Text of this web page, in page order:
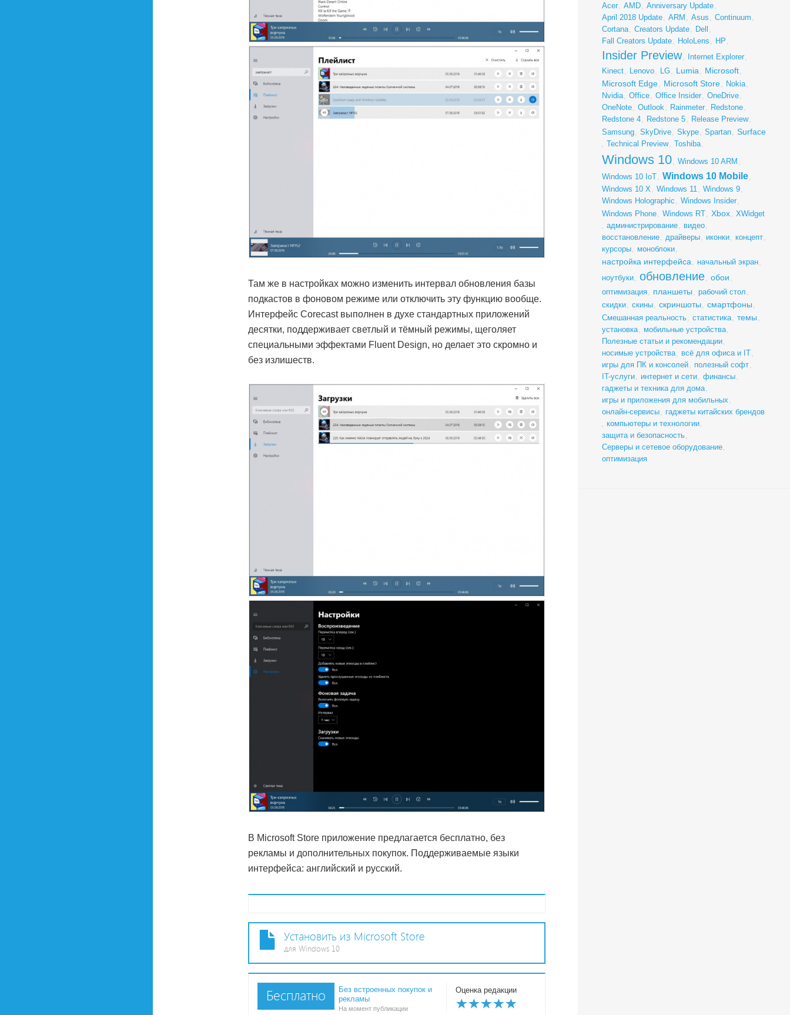
Там же в настройках можно изменить интервал обновления базы
подкастов в фоновом режиме или отключить эту функцию вообще.
Интерфейс Corecast выполнен в духе стандартных приложений
десятки, поддерживает светлый и тёмный режимы, щеголяет
специальными эффектами Fluent Design, но делает это скромно и
без излишеств.
В Microsoft Store приложение предлагается бесплатно, без
рекламы и дополнительных покупок. Поддерживаемые языки
интерфейса: английский и русский.
Установить из Microsoft Store
для Windows 10
Бесплатно
Без встроенных покупок и
рекламы
На момент публикации
Оценка редакции
Acer, AMD, Anniversary Update,
April 2018 Update, ARM , Asus , Continuum ,
Cortana, Creators Update, Dell ,
Fall Creators Update, HoloLens , HP ,
Insider Preview, Internet Explorer,
Kinect, Lenovo, LG, Lumia, Microsoft,
Microsoft Edge, Microsoft Store, Nokia,
Nvidia, Office, Office Insider, OneDrive,
OneNote, Outlook, Rainmeter, Redstone,
Redstone 4, Redstone 5, Release Preview,
Samsung, SkyDrive, Skype, Spartan, Surface
, Technical Preview, Toshiba,
Windows 10, Windows 10 ARM ,
Windows 10 IoT, Windows 10 Mobile,
Windows 10 X, Windows 11, Windows 9,
Windows Holographic , Windows Insider,
Windows Phone, Windows RT, Xbox, XWidget
, администрирование, видео,
восстановление, драйверы, иконки, концепт,
курсоры, моноблоки,
настройка интерфейса, начальный экран,
ноутбуки, обновление, обои ,
оптимизация, планшеты , рабочий стол ,
скидки, скины, скриншоты , смартфоны ,
Смешанная реальность, статистика, темы ,
установка, мобильные устройства,
Полезные статьи и рекомендации,
носимые устройства, всё для офиса и IT,
игры для ПК и консолей, полезный софт,
IT-услуги, интернет и сети, финансы,
гаджеты и техника для дома,
игры и приложения для мобильных ,
онлайн-сервисы, гаджеты китайских брендов
, компьютеры и технологии,
защита и безопасность,
Серверы и сетевое оборудование,
оптимизация